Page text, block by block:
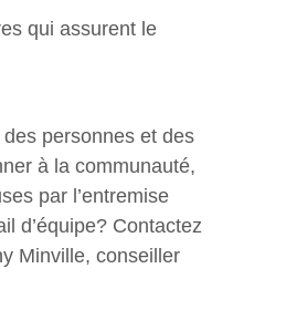
qui assurent le
personnes et des
à la communauté,
par l’entremise
d’équipe? Contactez
Minville, conseiller